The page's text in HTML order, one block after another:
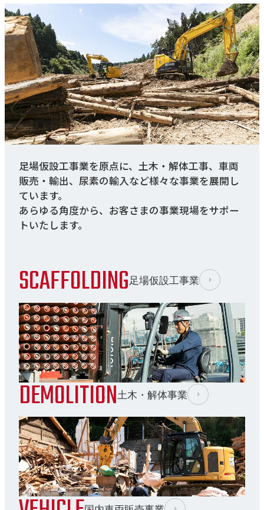
足場仮設工事業を原点に、土木・解体工事、車両
販売・輸出、尿素の輸入など様々な事業を展開し
ています。
あらゆる角度から、お客さまの事業現場をサポー
トいたします。
SCAFFOLDING足場仮設工事業
DEMOLITION土木・解体事業